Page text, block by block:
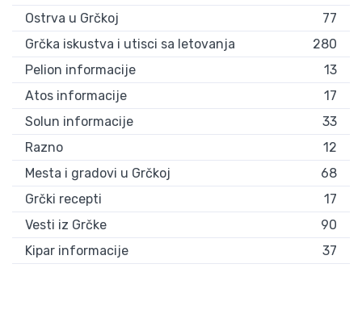
Ostrva u Grčkoj
77
Grčka iskustva i utisci sa letovanja
280
Pelion informacije
13
Atos informacije
17
Solun informacije
33
Razno
12
Mesta i gradovi u Grčkoj
68
Grčki recepti
17
Vesti iz Grčke
90
Kipar informacije
37